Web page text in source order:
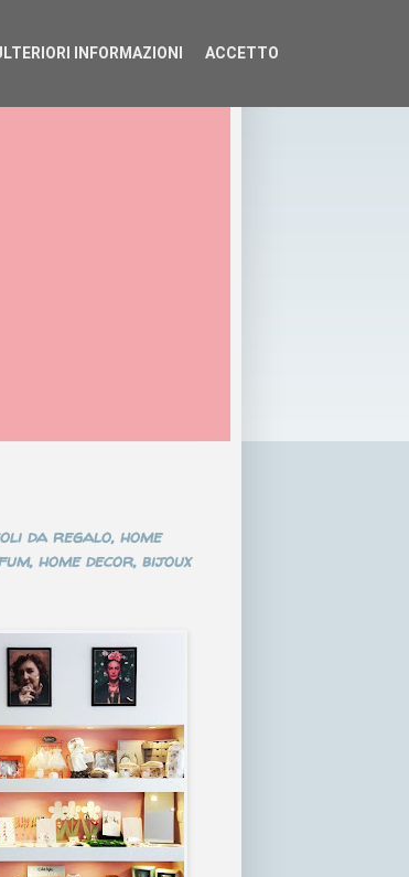
da regalo, home
home decor, bijoux
INFORMAZIONI ACCETTO